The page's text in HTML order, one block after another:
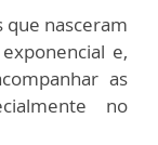
que nasceram
e,
as
no